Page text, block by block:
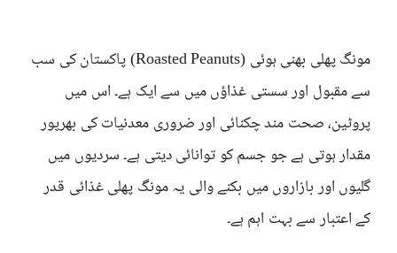
مونگ پھلی بھنی ہوئی (Roasted Peanuts) پاکستان کی سب
سے مقبول اور سستی غذاؤں میں سے ایک ہے۔ اس میں
پروٹین، صحت مند چکنائی اور ضروری معدنیات کی بھرپور
مقدار ہوتی ہے جو جسم کو توانائی دیتی ہے۔ سردیوں میں
گلیوں اور بازاروں میں بکنے والی یہ مونگ پھلی غذائی قدر
کے اعتبار سے بہت اہم ہے۔